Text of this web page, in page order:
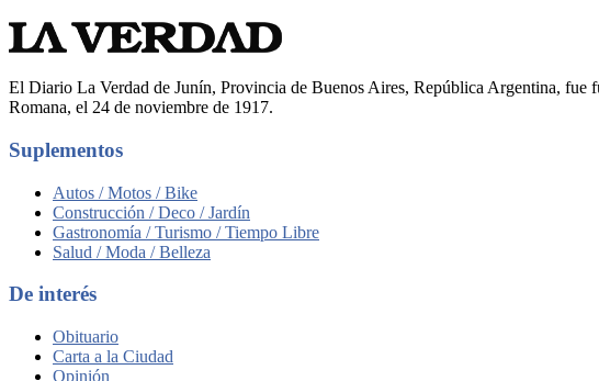
El Diario La Verdad de Junín, Provincia de Buenos Aires, República Argentina,
Romana, el 24 de noviembre de 1917.
Suplementos
Autos / Motos / Bike
Construcción / Deco / Jardín
Gastronomía / Turismo / Tiempo Libre
Salud / Moda / Belleza
De interés
Obituario
Carta a la Ciudad
Opinión